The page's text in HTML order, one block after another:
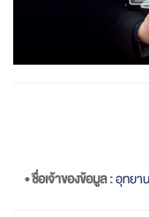
• ชื่อเจ้าของข้อมูล :อุทยา